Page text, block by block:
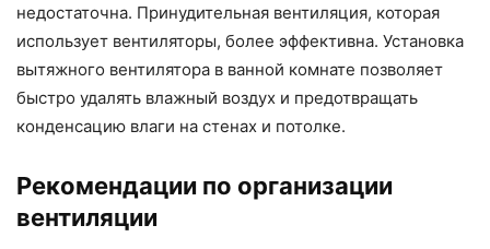
недостаточна. Принудительная вентиляция, которая
использует вентиляторы, более эффективна. Установка
вытяжного вентилятора в ванной комнате позволяет
быстро удалять влажный воздух и предотвращать
конденсацию влаги на стенах и потолке.
Рекомендации по организации
вентиляции